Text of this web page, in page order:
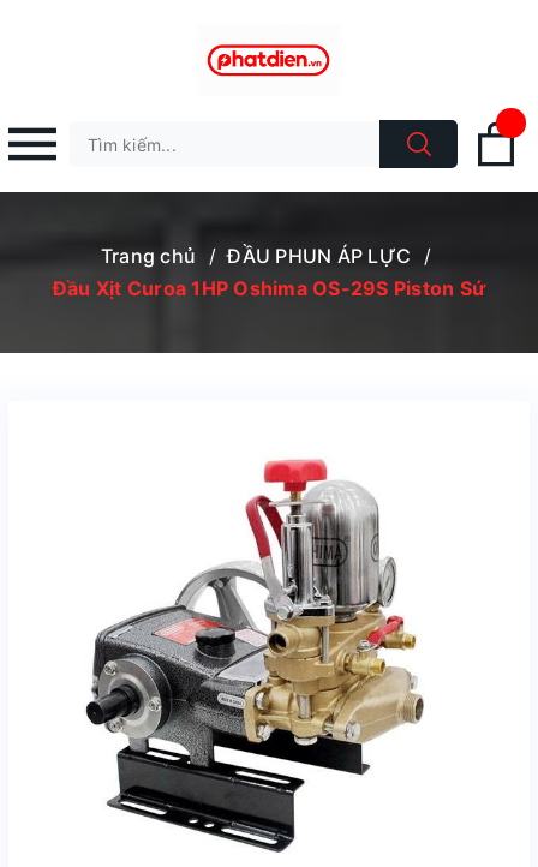
Trang chủ / ĐẦU PHUN ÁP LỰC
/
Đầu Xịt Curoa 1HP Oshima OS-29S Piston Sứ